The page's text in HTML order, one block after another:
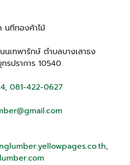
นทีทองค้าไม้
เทพารักษ์ ตำบลบางเสาธง
รปราการ 10540
, 081-422-0627
,